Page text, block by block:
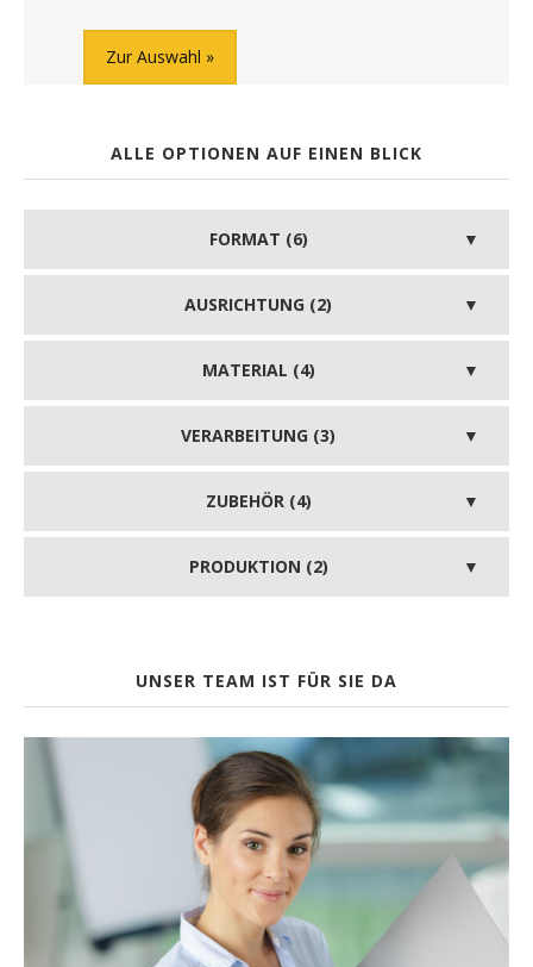
Zur Auswahl
ALLE OPTIONEN AUF EINEN BLICK
FORMAT (6)
AUSRICHTUNG (2)
MATERIAL (4)
VERARBEITUNG (3)
ZUBEHÖR (4)
PRODUKTION (2)
UNSER TEAM IST FÜR SIE DA